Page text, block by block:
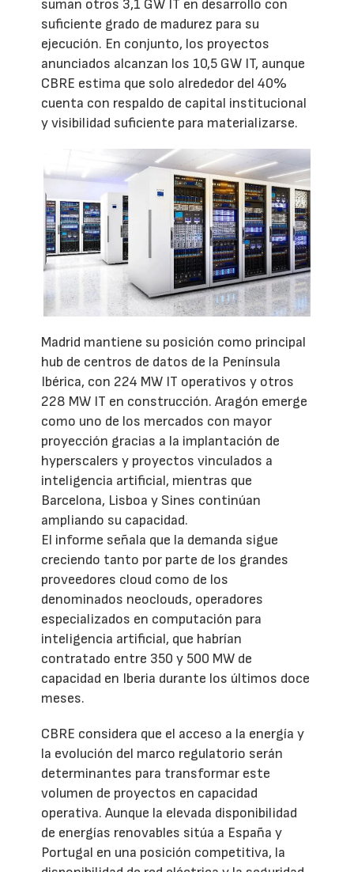
suman otros 3,1 GW IT en desarrollo con
suficiente grado de madurez para su
ejecución. En conjunto, los proyectos
anunciados alcanzan los 10,5 GW IT, aunque
CBRE estima que solo alrededor del 40%
cuenta con respaldo de capital institucional
y visibilidad suficiente para materializarse.
Madrid mantiene su posición como principal
hub de centros de datos de la Península
Ibérica, con 224 MW IT operativos y otros
228 MW IT en construcción. Aragón emerge
como uno de los mercados con mayor
proyección gracias a la implantación de
hyperscalers y proyectos vinculados a
inteligencia artificial, mientras que
Barcelona, Lisboa y Sines continúan
ampliando su capacidad.
El informe señala que la demanda sigue
creciendo tanto por parte de los grandes
proveedores cloud como de los
denominados neoclouds, operadores
especializados en computación para
inteligencia artificial, que habrían
contratado entre 350 y 500 MW de
capacidad en Iberia durante los últimos doce
meses.
CBRE considera que el acceso a la energía y
la evolución del marco regulatorio serán
determinantes para transformar este
volumen de proyectos en capacidad
operativa. Aunque la elevada disponibilidad
de energías renovables sitúa a España y
Portugal en una posición competitiva, la